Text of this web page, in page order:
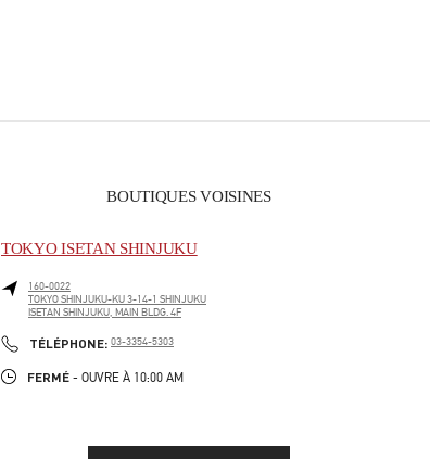
BOUTIQUES VOISINES
TOKYO ISETAN SHINJUKU
160-0022
TOKYOSHINJUKU-KU3-14-1 SHINJUKU
ISETAN SHINJUKU, MAIN BLDG. 4F
TÉLÉPHONE: PHONE
03-3354-5303
FERMÉ - OUVRE À 10:00 AM